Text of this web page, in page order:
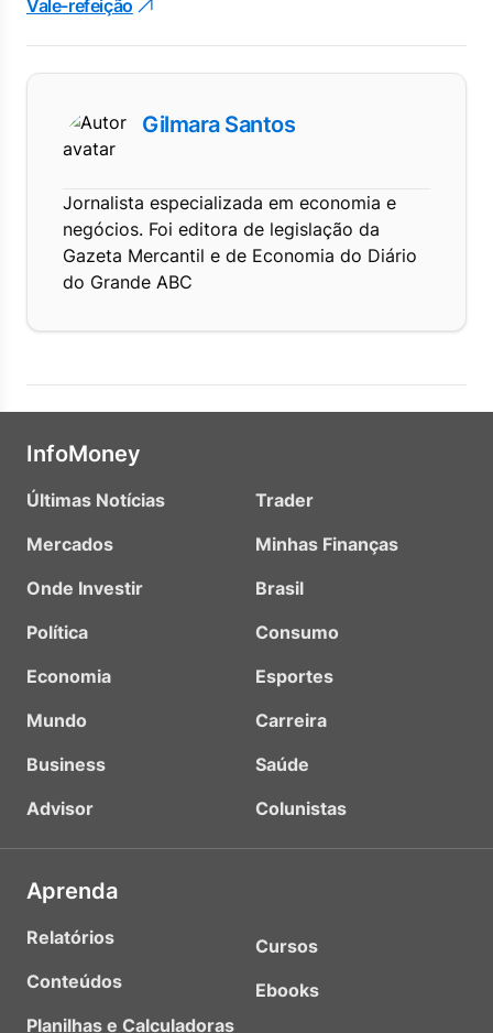
Vale-refeição
Gilmara Santos
Jornalista especializada em economia e
negócios. Foi editora de legislação da
Gazeta Mercantil e de Economia do Diário
do Grande ABC
InfoMoney
Últimas Notícias
Mercados
Onde Investir
Política
Economia
Mundo
Business
Advisor
Trader
Minhas Finanças
Brasil
Consumo
Esportes
Carreira
Saúde
Colunistas
Aprenda
Relatórios
Conteúdos
Planilhas e Calculadoras
Cursos
Ebooks